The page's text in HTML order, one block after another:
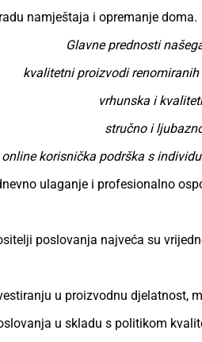
namještaja i opremanje doma.
Glavne prednosti
kvalitetni proizvodi
vrhunska i
stručno i
online korisnička podrška s
ulaganje i profesionalno
poslovanja najveća su
u proizvodnu djelatnost,
u skladu s politikom